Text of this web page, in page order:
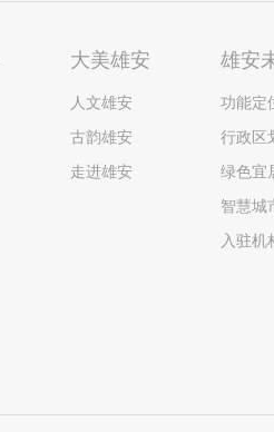
大美雄安
人文雄安
古韵雄安
走进雄安
雄安
功能定
行政区
绿色宜
智慧城
入驻机